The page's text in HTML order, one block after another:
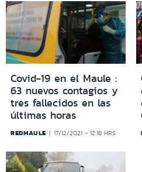
Covid-19 en el Maule :
63 nuevos contagios y
tres fallecidos en las
últimas horas
REDMAULE 17/12/2021 - 12:18 HRS